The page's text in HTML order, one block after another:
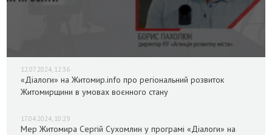
12.07.2024, 12:36
«Діалоги» на Житомир.info про регіональний розвиток
Житомирщини в умовах воєнного стану
17.04.2024, 10:29
Мер Житомира Сергій Сухомлин у програмі «Діалоги» на